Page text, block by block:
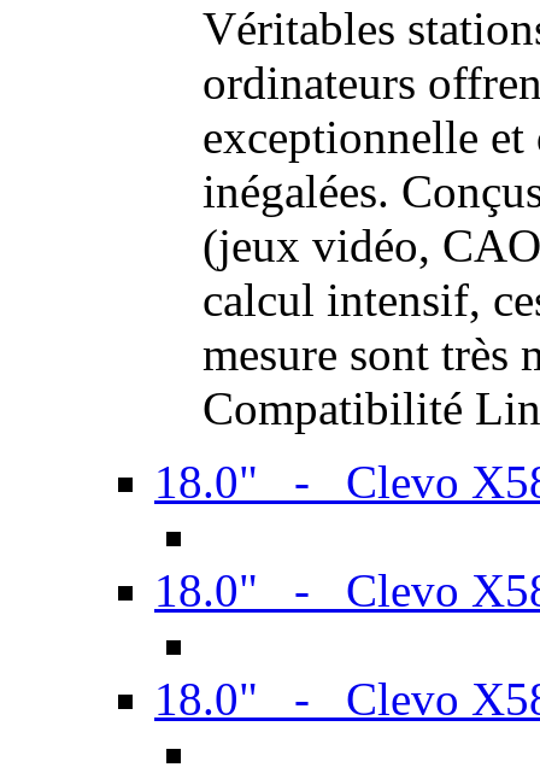
Véritables
ordinateurs
exceptionnelle et
inégalées.
(jeux vidéo,
calcul intensif,
mesure sont très
Compatibilité
18.0" - Clevo
18.0" - Clevo
18.0" - Clevo